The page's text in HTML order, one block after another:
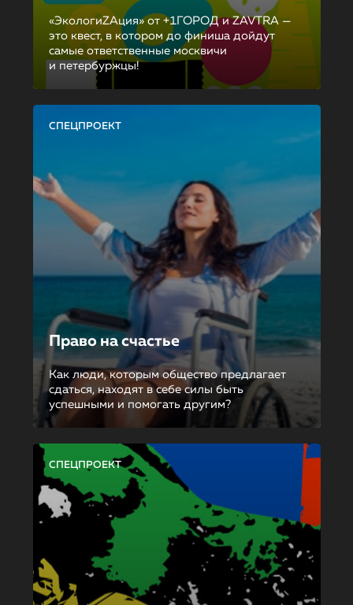
«ЭкологиZAция» от +1ГОРОД и ZAVTRA —
это квест, в котором до финиша дойдут
самые ответственные москвичи
и петербуржцы!
СПЕЦПРОЕКТ
Право на счастье
Как люди, которым общество предлагает
сдаться, находят в себе силы быть
успешными и помогать другим?
СПЕЦПРОЕКТ